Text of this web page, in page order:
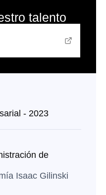
talento
- 2023
de
Isaac Gilinski